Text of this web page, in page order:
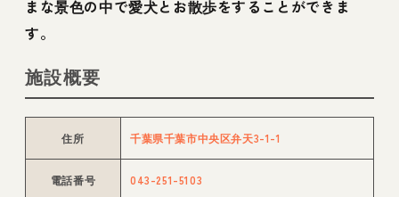
まな景色の中で愛犬とお散歩をすることができま
す。
施設概要
住所 千葉県千葉市中央区弁天3-1-1
電話番号 043-251-5103